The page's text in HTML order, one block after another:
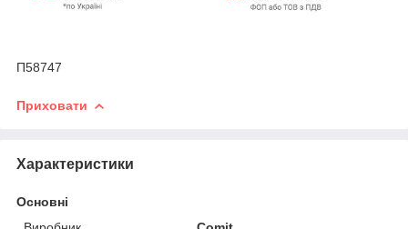
П58747
Приховати
Характеристики
Основні